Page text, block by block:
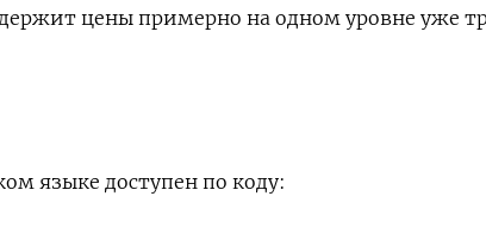
цены примерно на одном уровне уже
языке доступен по коду: